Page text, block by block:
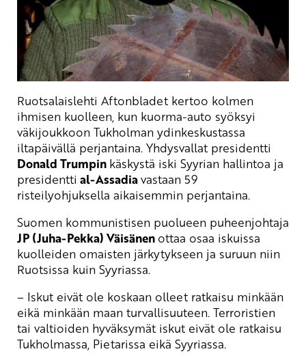
Ruotsalaislehti Aftonbladet kertoo kolmen
ihmisen kuolleen, kun kuorma-auto syöksyi
väkijoukkoon Tukholman ydinkeskustassa
iltapäivällä perjantaina. Yhdysvallat presidentti
Donald Trumpin käskystä iski Syyrian hallintoa ja
presidentti al-Assadiavastaan 59
risteilyohjuksella aikaisemmin perjantaina.
Suomen kommunistisen puolueen puheenjohtaja
JP (Juha-Pekka) Väisänen ottaa osaa iskuissa
kuolleiden omaisten järkytykseen ja suruun niin
Ruotsissa kuin Syyriassa.
– Iskut eivät ole koskaan olleet ratkaisu minkään
eikä minkään maan turvallisuuteen. Terroristien
tai valtioiden hyväksymät iskut eivät ole ratkaisu
Tukholmassa, Pietarissa eikä Syyriassa.